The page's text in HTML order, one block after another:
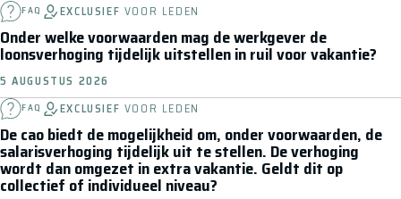
FAQ EXCLUSIEF VOOR LEDEN
Onder welke voorwaarden mag de werkgever de
loonsverhoging tijdelijk uitstellen in ruil voor vakantie?
5 AUGUSTUS 2026
FAQ EXCLUSIEF VOOR LEDEN
De cao biedt de mogelijkheid om, onder voorwaarden, de
salarisverhoging tijdelijk uit te stellen. De verhoging
wordt dan omgezet in extra vakantie. Geldt dit op
collectief of individueel niveau?